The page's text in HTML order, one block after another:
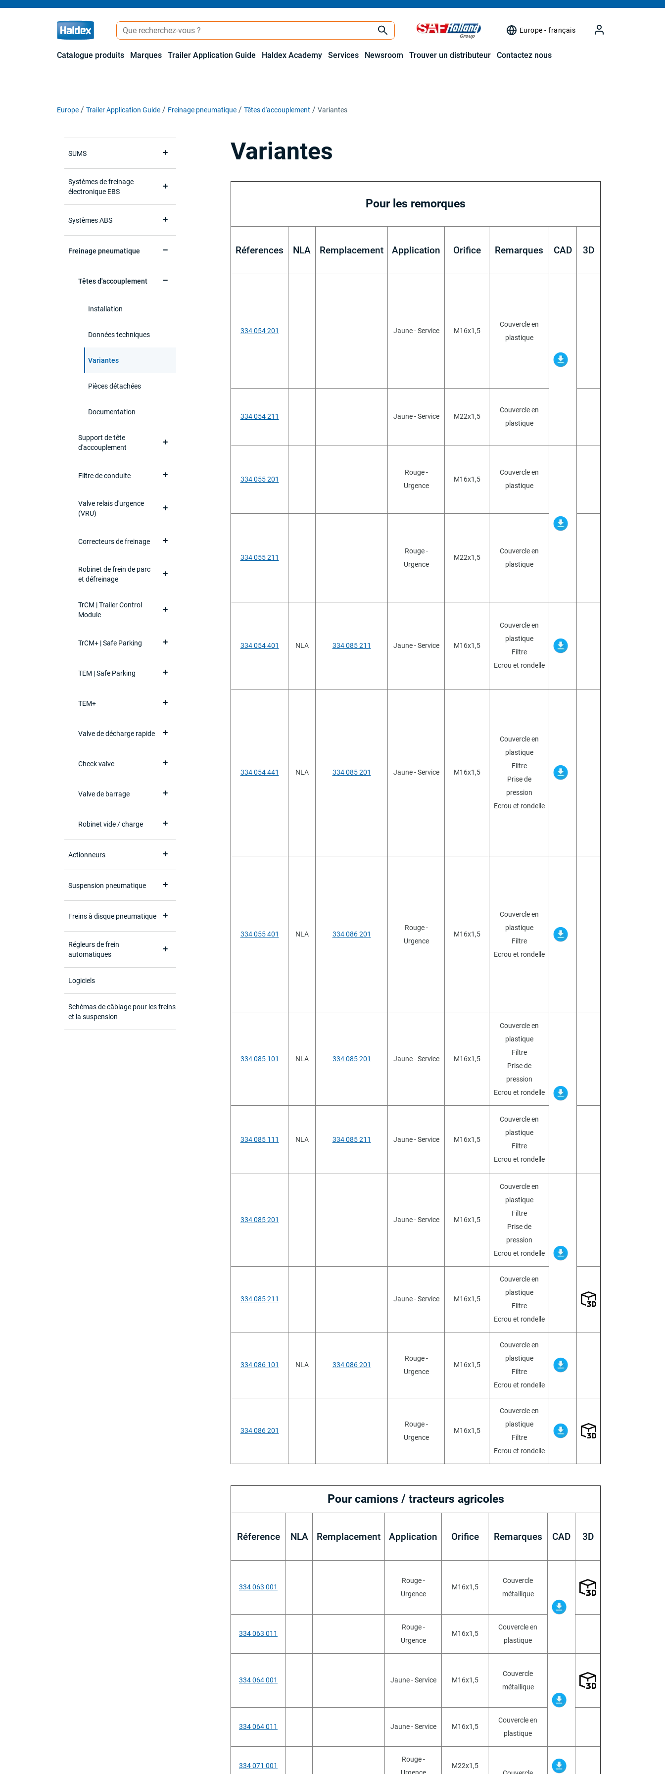
Europe - français
Catalogue produits Marques Trailer Application Guide Haldex Academy Services Newsroom Trouver un distributeur Contactez nous
Europe Trailer Application Guide Freinage pneumatique Têtes d'accouplement Variantes
SUMS
Systèmes de freinage
électronique EBS
Systèmes ABS
Freinage pneumatique
Têtes d'accouplement
Installation
Données techniques
Variantes
Pièces détachées
Documentation
Support de tête
d'accouplement
Filtre de conduite
Valve relais d'urgence
(VRU)
Correcteurs de freinage
Robinet de frein de parc
et défreinage
TrCM | Trailer Control
Module
TrCM+ | Safe Parking
TEM | Safe Parking
TEM+
Valve de décharge rapide
Check valve
Valve de barrage
Robinet vide / charge
Actionneurs
Suspension pneumatique
Freins à disque pneumatique
Régleurs de frein
automatiques
Logiciels
Schémas de câblage pour les freins
et la suspension
Variantes
Pour les remorques
Réferences NLA Remplacement Application Orifice Remarques CAD 3D
334 054 201 Jaune - Service M16x1,5
Couvercle en
plastique
334 054 211 Jaune - Service M22x1,5
Couvercle en
plastique
334 055 201
Rouge -
Urgence
M16x1,5
Couvercle en
plastique
334 055 211
Rouge -
Urgence
M22x1,5
Couvercle en
plastique
334 054 401 NLA 334 085 211 Jaune - Service M16x1,5
Couvercle en
plastique
Filtre
Ecrou et rondelle
334 054 441 NLA 334 085 201 Jaune - Service M16x1,5
Couvercle en
plastique
Filtre
Prise de
pression
Ecrou et rondelle
334 055 401 NLA 334 086 201
Rouge -
Urgence
M16x1,5
Couvercle en
plastique
Filtre
Ecrou et rondelle
334 085 101 NLA 334 085 201 Jaune - Service M16x1,5
Couvercle en
plastique
Filtre
Prise de
pression
Ecrou et rondelle
334 085 111 NLA 334 085 211 Jaune - Service M16x1,5
Couvercle en
plastique
Filtre
Ecrou et rondelle
334 085 201 Jaune - Service M16x1,5
Couvercle en
plastique
Filtre
Prise de
pression
Ecrou et rondelle
334 085 211 Jaune - Service M16x1,5
Couvercle en
plastique
Filtre
Ecrou et rondelle
334 086 101 NLA 334 086 201
Rouge -
Urgence
M16x1,5
Couvercle en
plastique
Filtre
Ecrou et rondelle
334 086 201
Rouge -
Urgence
M16x1,5
Couvercle en
plastique
Filtre
Ecrou et rondelle
Pour camions / tracteurs agricoles
Réference NLA Remplacement Application Orifice Remarques CAD 3D
334 063 001
Rouge -
Urgence
M16x1,5
Couvercle
métallique
334 063 011
Rouge -
Urgence
M16x1,5
Couvercle en
plastique
334 064 001 Jaune - Service M16x1,5
Couvercle
métallique
334 064 011 Jaune - Service M16x1,5
Couvercle en
plastique
334 071 001
Rouge -
M22x1,5